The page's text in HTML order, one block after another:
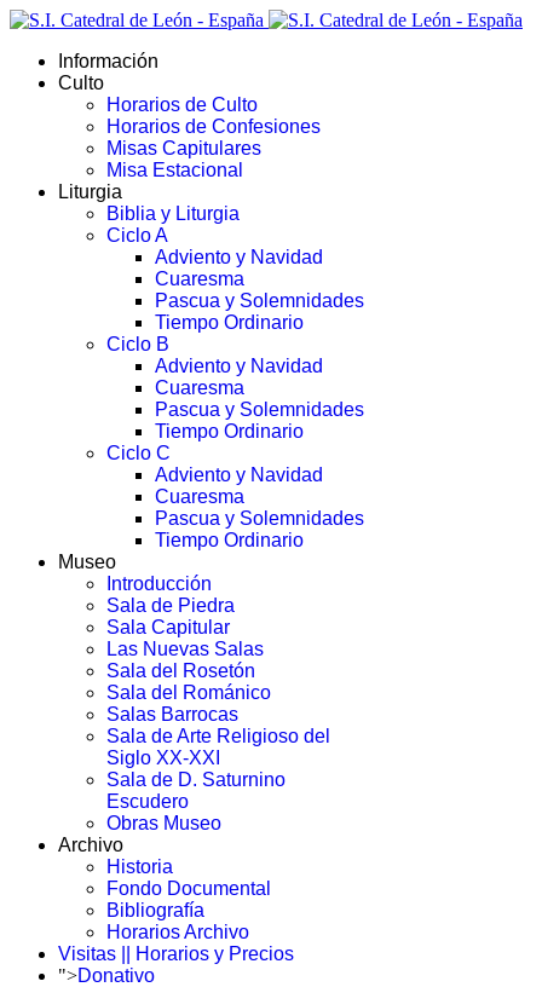
Información
Culto
Horarios de Culto
Horarios de Confesiones
Misas Capitulares
Misa Estacional
Liturgia
Biblia y Liturgia
Ciclo A
Adviento y Navidad
Cuaresma
Pascua y Solemnidades
Tiempo Ordinario
Ciclo B
Adviento y Navidad
Cuaresma
Pascua y Solemnidades
Tiempo Ordinario
Ciclo C
Adviento y Navidad
Cuaresma
Pascua y Solemnidades
Tiempo Ordinario
Museo
Introducción
Sala de Piedra
Sala Capitular
Las Nuevas Salas
Sala del Rosetón
Sala del Románico
Salas Barrocas
Sala de Arte Religioso del
Siglo XX-XXI
Sala de D. Saturnino
Escudero
Obras Museo
Archivo
Historia
Fondo Documental
Bibliografía
Horarios Archivo
Visitas || Horarios y Precios
">Donativo